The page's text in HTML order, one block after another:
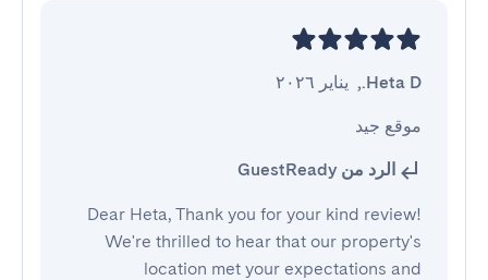
Heta D.
, يناير ٢٠٢٦
موقع جيد
الرد من GuestReady
Dear Heta, Thank you for your kind review!
We're thrilled to hear that our property's
location met your expectations and